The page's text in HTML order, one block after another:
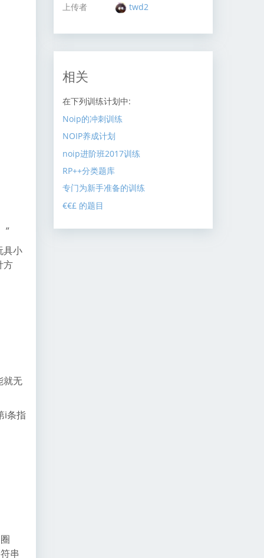
”
具小
方
就无
i条指
串
上传者
twd2
相关
在下列训练计划中:
Noip的冲刺训练
NOIP养成计划
noip进阶班2017训练
RP++分类题库
专门为新手准备的训练
€€£ 的题目